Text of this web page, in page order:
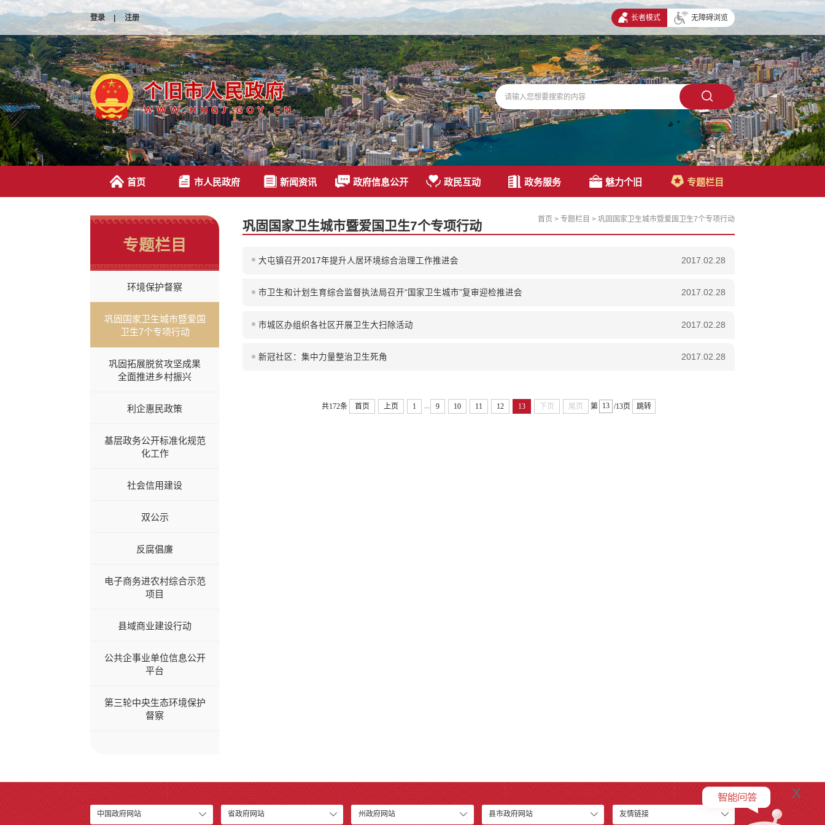
登录 | 注册 长者模式 无障碍浏览
首页 市人民政府 新闻资讯 政府信息公开 政民互动 政务服务 魅力个旧 专题栏目
专题栏目
环境保护督察
巩固国家卫生城市暨爱国
卫生7个专项行动
巩固拓展脱贫攻坚成果
全面推进乡村振兴
利企惠民政策
基层政务公开标准化规范
化工作
社会信用建设
双公示
反腐倡廉
电子商务进农村综合示范
项目
县域商业建设行动
公共企事业单位信息公开
平台
第三轮中央生态环境保护
督察
巩固国家卫生城市暨爱国卫生7个专项行动 首页 > 专题栏目 > 巩固国家卫生城市暨爱国卫生7个专项行动
大屯镇召开2017年提升人居环境综合治理工作推进会 2017.02.28
市卫生和计划生育综合监督执法局召开“国家卫生城市”复审迎检推进会 2017.02.28
市城区办组织各社区开展卫生大扫除活动 2017.02.28
新冠社区：集中力量整治卫生死角 2017.02.28
共172条 首页 上页 1 9 10 11 12 13 下页 尾页 第 /13页 跳转
中国政府网站 省政府网站 州政府网站 县市政府网站 友情链接
x